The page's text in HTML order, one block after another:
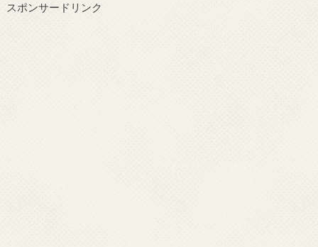
スポンサードリンク